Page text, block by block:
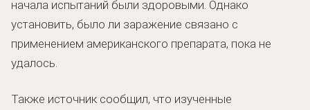
начала испытаний были здоровыми. Однако
установить, было ли заражение связано с
применением американского препарата, пока не
удалось.
Также источник сообщил, что изученные